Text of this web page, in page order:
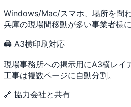
Windows/Mac/スマホ、場所を問わ
兵庫の現場間移動が多い事業者様に
🖨 A3横印刷対応
現場事務所への掲示用にA3横レイ
工事は複数ページに自動分割。
🔗 協力会社と共有